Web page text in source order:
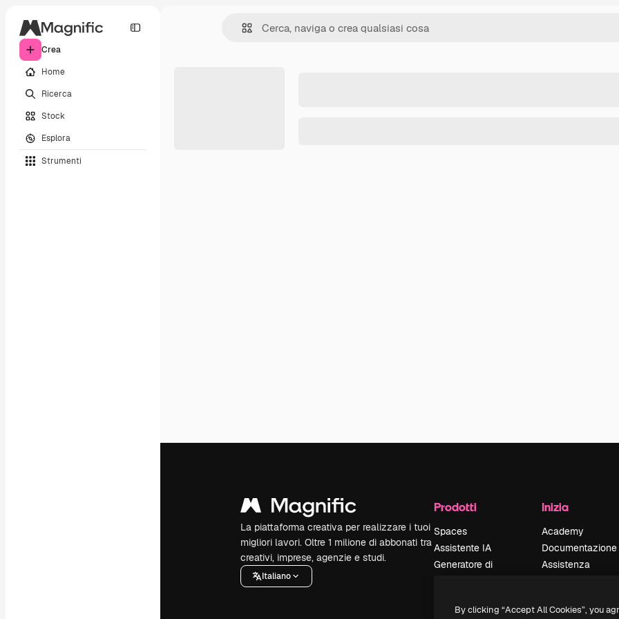
Crea
Home
Ricerca
Stock
Esplora
Strumenti
La piattaforma creativa per realizzare i tuoi
migliori lavori. Oltre 1 milione di abbonati tra
creativi, imprese, agenzie e studi.
Italiano
Prodotti
Spaces
Assistente IA
Generatore di
Inizia
Academy
Documentazione
Assistenza
Politica sulla
By clicking “Accept All Cookies”, you